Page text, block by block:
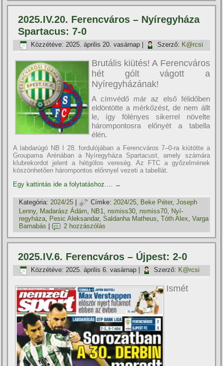
2025.IV.20. Ferencváros – Nyíregyháza
Spartacus: 7-0
Közzétéve: 2025. április 20. vasárnap Szerző: K@rcsi
Brutális kiütés! A Ferencváros
hét gólt vágott a
Nyíregyházának!
A címvédő már az első félidőben
eldöntötte a mérkőzést, de nem állt
le, így fölényes sikerrel növelte
hárompontosra előnyét a tabella
élén.
A labdarúgó NB I 28. fordulójában a Ferencváros 7–0-ra kiütötte a
Groupama Arénában a Nyíregyháza Spartacust, amely számára
klubrekordot jelent a hétgólos vereség. Az FTC a győzelmének
köszönhetően hárompontos előnnyel vezeti a tabellát.
Egy kattintás ide a folytatáshoz....
→
Kategória: 2024/25 | Címke: 2024/25, Beke Péter,Joseph
Lenny, Madarász Ádám NB1 nsmiss30 nsmiss70
Nyí­
regyháza
Pesic Aleksandar,Saldanha Matheus ,Tóth Alex ,Varga
Barnabás
2 hozzászólás
2025.IV.6. Ferencváros – Újpest: 2-0
Közzétéve: 2025. április 6. vasárnap Szerző: K@rcsi
Ismét